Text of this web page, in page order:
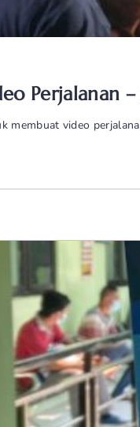
Perjalanan
membuat video